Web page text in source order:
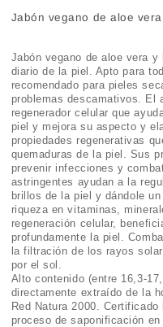
Jabón vegano de aloe
Jabón vegano de aloe vera
diario de la piel. Apto para
recomendado para pieles
problemas descamativos. El
regenerador celular que
piel y mejora su aspecto y
propiedades regenerativas
quemaduras de la piel. Sus
prevenir infecciones y
astringentes ayudan a la
brillos de la piel y dándole
riqueza en vitaminas,
regeneración celular,
profundamente la piel.
la filtración de los rayos
por el sol.
Alto contenido (entre 16,3-
directamente extraído de la
Red Natura 2000.
proceso de saponificación en